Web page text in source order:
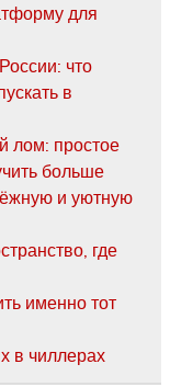
для
что
в
лом: простое
больше
и уютную
где
именно тот
в чиллерах